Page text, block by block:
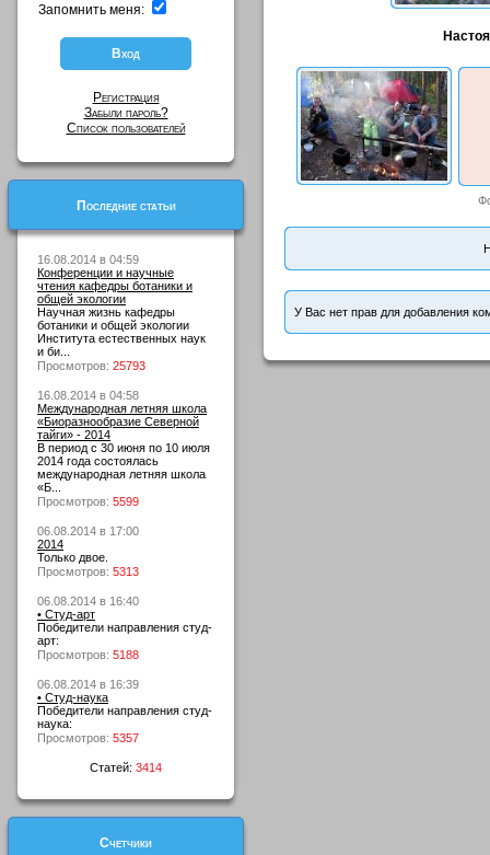
Запомнить меня:
Регистрация
Забыли пароль?
Список пользователей
Последние статьи
16.08.2014 в 04:59
Конференции и научные
чтения кафедры ботаники и
общей экологии
Научная жизнь кафедры
ботаники и общей экологии
Института естественных наук
и би...
Просмотров: 25793
16.08.2014 в 04:58
Международная летняя школа
«Биоразнообразие Северной
тайги» - 2014
В период с 30 июня по 10 июля
2014 года состоялась
международная летняя школа
«Б...
Просмотров: 5599
06.08.2014 в 17:00
2014
Только двое.
Просмотров: 5313
06.08.2014 в 16:40
• Студ-арт
Победители направления студ-
арт:
Просмотров: 5188
06.08.2014 в 16:39
• Студ-наука
Победители направления студ-
наука:
Просмотров: 5357
Статей: 3414
Счетчики
У Вас нет прав для добавления